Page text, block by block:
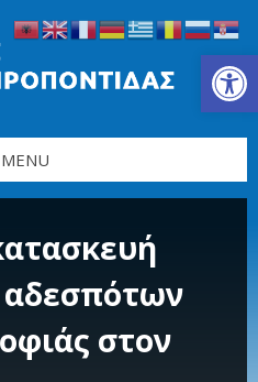
Ανοίξτε τη γραμμή εργαλείων
MENU
αδεσπότων
στον